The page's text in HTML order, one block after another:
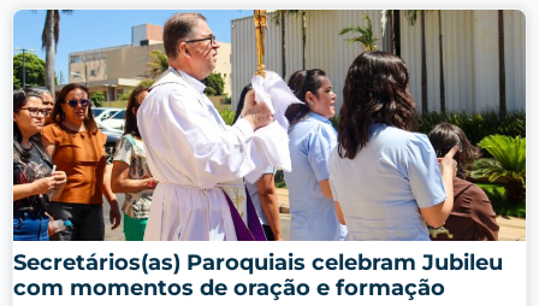
Secretários(as) Paroquiais celebram Jubileu
com momentos de oração e formação